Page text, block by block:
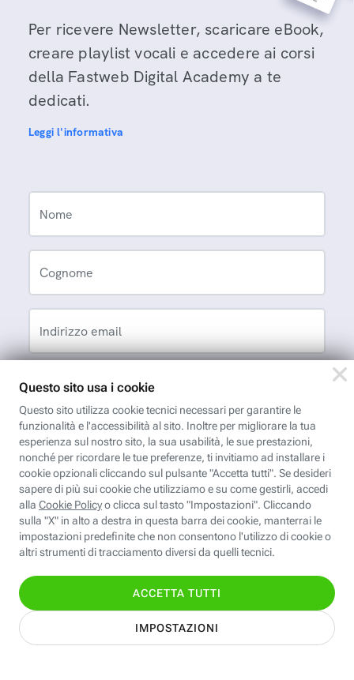
Per ricevere Newsletter, scaricare eBook,
creare playlist vocali e accedere ai corsi
della Fastweb Digital Academy a te
dedicati.
Leggi l'informativa
Nome
Cognome
Indirizzo email
conoscere, informare,